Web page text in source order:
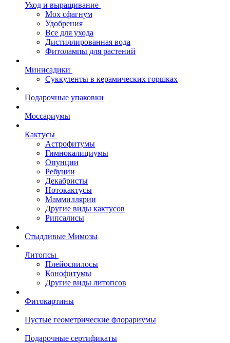
Уход и выращивание
Мох сфагнум
Удобрения
Все для ухода
Дистиллированная вода
Фитолампы для растений
Минисадики
Суккуленты в керамических горшках
Подарочные упаковки
Моссариумы
Кактусы
Астрофитумы
Гимнокалициумы
Опунции
Ребуции
Декабристы
Нотокактусы
Маммиллярии
Другие виды кактусов
Рипсалисы
Стыдливые Мимозы
Литопсы
Плейоспилосы
Конофитумы
Другие виды литопсов
Фитокартины
Пустые геометрические флорариумы
Подарочные сертификаты